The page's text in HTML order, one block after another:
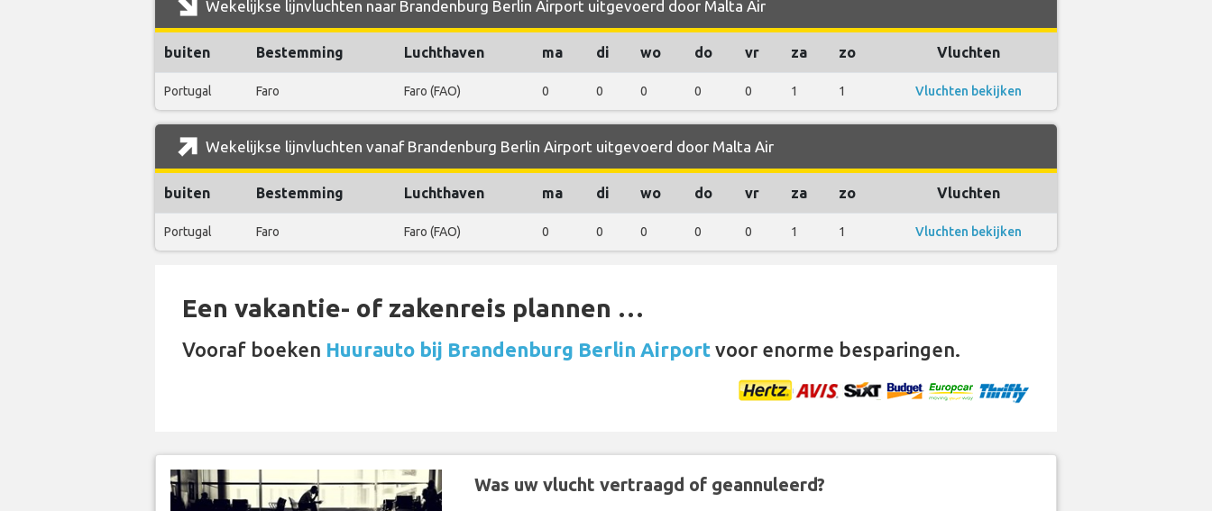
Wekelijkse lijnvluchten naar Brandenburg Berlin Airport uitgevoerd door Malta Air
buiten Bestemming Luchthaven ma di wo do vr za zo Vluchten
Portugal Faro Faro (FAO) 0 0 0 0 0 1 1 Vluchten bekijken
Wekelijkse lijnvluchten vanaf Brandenburg Berlin Airport uitgevoerd door Malta Air
buiten Bestemming Luchthaven ma di wo do vr za zo Vluchten
Portugal Faro Faro (FAO) 0 0 0 0 0 1 1 Vluchten bekijken
Een vakantie- of zakenreis plannen …
Vooraf boeken Huurauto bij Brandenburg Berlin Airport voor enorme besparingen.
Was uw vlucht vertraagd of geannuleerd?